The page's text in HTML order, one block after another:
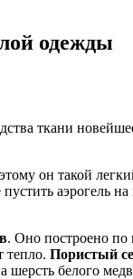
одежды
ткани
он такой
аэрогель
. Оно построено по
тепло. Пористый
шерсть белого